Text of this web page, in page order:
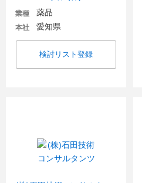
業種 薬品
本社 愛知県
検討リスト登録